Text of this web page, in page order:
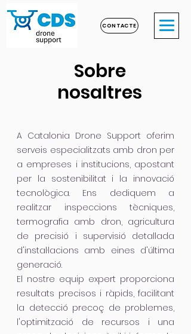
CONTACTE
Sobre
nosaltres
A Catalonia Drone Support oferim
serveis especialitzats amb dron per
a empreses i institucions, apostant
per la sostenibilitat i la innovació
tecnològica. Ens dediquem a
realitzar inspeccions tècniques,
termografia amb dron, agricultura
de precisió i supervisió detallada
d'instal·lacions amb eines d'última
generació.
El nostre equip expert proporciona
resultats precisos i ràpids, facilitant
la detecció precoç de problemes,
l'optimització de recursos i una